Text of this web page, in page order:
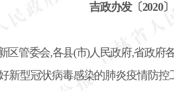
吉政办发〔2020
区管委会,各县(市)人民政府,省政府
新型冠状病毒感染的肺炎疫情防